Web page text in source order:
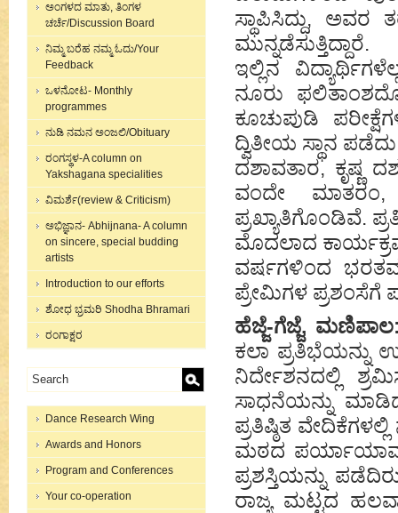
ಅಂಗಳದ ಮಾತು, ತಿಂಗಳ
ಚರ್ಚೆ/Discussion Board
ನಿಮ್ಮ ಬರೆಹ ನಮ್ಮ ಓದು/Your
Feedback
ಒಳನೋಟ- Monthly
programmes
ನುಡಿ ನಮನ ಅಂಜಲಿ/Obituary
ರಂಗಸ್ಥಳ-A column on
Yakshagana specialities
ವಿಮರ್ಶೆ(review & Criticism)
ಅಭಿಜ್ಞಾನ- Abhijnana- A column
on sincere, special budding
artists
Introduction to our efforts
ಶೋಧ ಭ್ರಮರಿ Shodha Bhramari
ರಂಗಾಕ್ಷರ
Dance Research Wing
Awards and Honors
Program and Conferences
Your co-operation
ಸ್ಥಾಪಿಸಿದ್ದು,
ಮುನ್ನಡೆಸುತ್ತಿದ್ದಾರೆ.
ಇಲ್ಲಿನ
ನೂರು
ಕೂಚುಪುಡಿ
ದ್ವಿತೀಯ ಸ್ಥಾನ
ದಶಾವತಾರ, ಕೃಷ್ಣ
ವಂದೇ ಮಾತರಂ,
ಪ್ರಖ್ಯಾತಿಗೊಂಡಿವೆ.
ಮೊದಲಾದ
ವರ್ಷಗಳಿಂದ
ಪ್ರೇಮಿಗಳ ಪ್ರಶಂಸೆಗೆ
ಹೆಜ್ಜೆ-ಗೆಜ್ಜೆ,
ಕಲಾ ಪ್ರತಿಭೆಯನ್ನು
ನಿರ್ದೇಶನದಲ್ಲಿ
ಸಾಧನೆಯನ್ನು
ಪ್ರತಿಷ್ಠಿತ
ಮಠದ
ಪ್ರಶಸ್ತಿಯನ್ನು
ರಾಜ್ಯ ಮಟ್ಟದ